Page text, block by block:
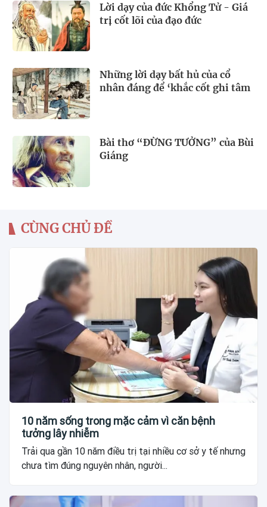
Lời dạy của đức Khổng Tử - Giá
trị cốt lõi của đạo đức
Những lời dạy bất hủ của cổ
nhân đáng để ‘khắc cốt ghi tâm
Bài thơ “ĐỪNG TƯỞNG” của Bùi
Giáng
CÙNG CHỦ ĐỀ
10 năm sống trong mặc cảm vì căn bệnh
tưởng lây nhiễm
Trải qua gần 10 năm điều trị tại nhiều cơ sở y tế nhưng
chưa tìm đúng nguyên nhân, người...